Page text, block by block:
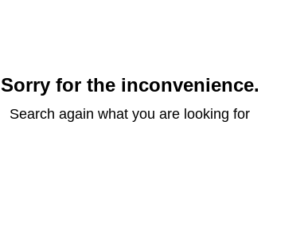
Sorry for the inconvenience.
Search again what you are looking for